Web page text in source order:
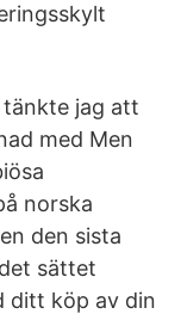
tänkte jag att
med Men
norska
den sista
sättet
ditt köp av din